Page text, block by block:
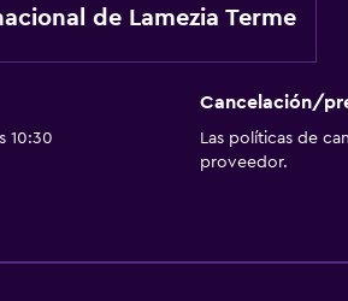
de Lamezia Terme
10:30
Cancelación/
Las políticas de
proveedor.